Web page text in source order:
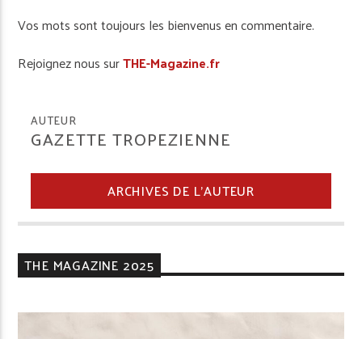
Vos mots sont toujours les bienvenus en commentaire.
Rejoignez nous surTHE-Magazine.fr
AUTEUR
GAZETTE TROPEZIENNE
ARCHIVES DE L'AUTEUR
THE MAGAZINE 2025